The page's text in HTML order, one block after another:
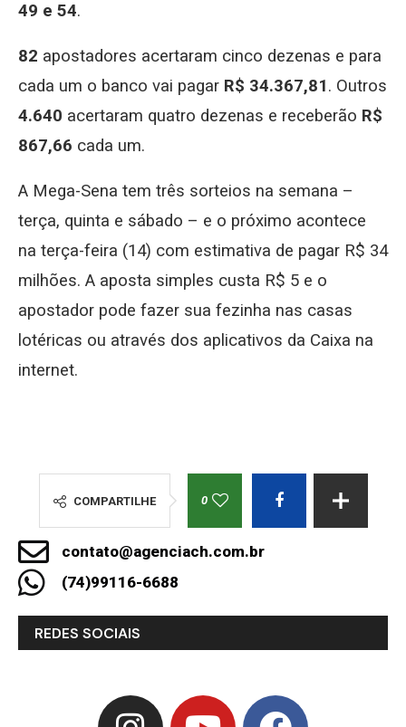
49 e 54.
82 apostadores acertaram cinco dezenas e para
cada um o banco vai pagar R$ 34.367,81. Outros
4.640 acertaram quatro dezenas e receberão R$
867,66 cada um.
A Mega-Sena tem três sorteios na semana –
terça, quinta e sábado – e o próximo acontece
na terça-feira (14) com estimativa de pagar R$ 34
milhões. A aposta simples custa R$ 5 e o
apostador pode fazer sua fezinha nas casas
lotéricas ou através dos aplicativos da Caixa na
internet.
COMPARTILHE 0
contato@agenciach.com.br
(74)99116-6688
REDES SOCIAIS